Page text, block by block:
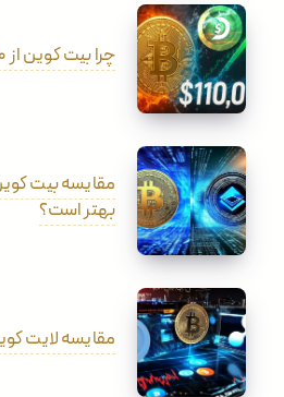
چرا بیت کوین از ۱۱۰ هزار دلار عبور کرد؟
مقایسه بیت
بهتر است؟
مقایسه لایت